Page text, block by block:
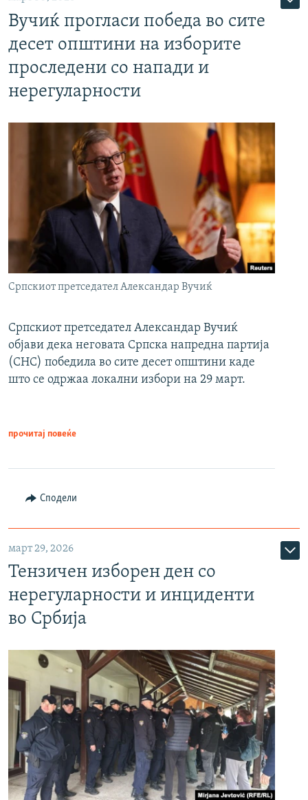
Вучиќ прогласи победа во сите
десет општини на изборите
проследени со напади и
нерегуларности
Српскиот претседател Александар Вучиќ
Српскиот претседател Александар Вучиќ
објави дека неговата Српска напредна партија
(СНС) победила во сите десет општини каде
што се одржаа локални избори на 29 март.
прочитај повеќе
Сподели
март 29, 2026
Тензичен изборен ден со
нерегуларности и инциденти
во Србија